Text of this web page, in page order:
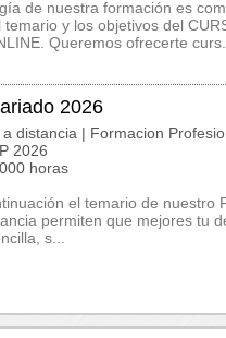
de nuestra formación es
temario y los objetivos del
Queremos ofrecerte curs...
2026
a distancia | Formacion
2026
horas
el temario de nuestro
permiten que mejores tu
s...